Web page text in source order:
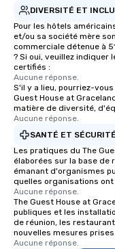
DIVERSITÉ ET
Pour les hôtels
et/ou sa société mère
commerciale détenue à
? Si oui, veuillez indiquer
certifiés :
Aucune réponse.
S'il y a lieu, pourriez-
Guest House at
matière de diversité,
Aucune réponse.
SANTÉ ET SÉCURITÉ
Les pratiques du The
élaborées sur la base
émanant d'organismes
quelles organisations
Aucune réponse.
The Guest House at
publiques et les
de réunion, les
nouvelles mesures prises.
Aucune réponse.